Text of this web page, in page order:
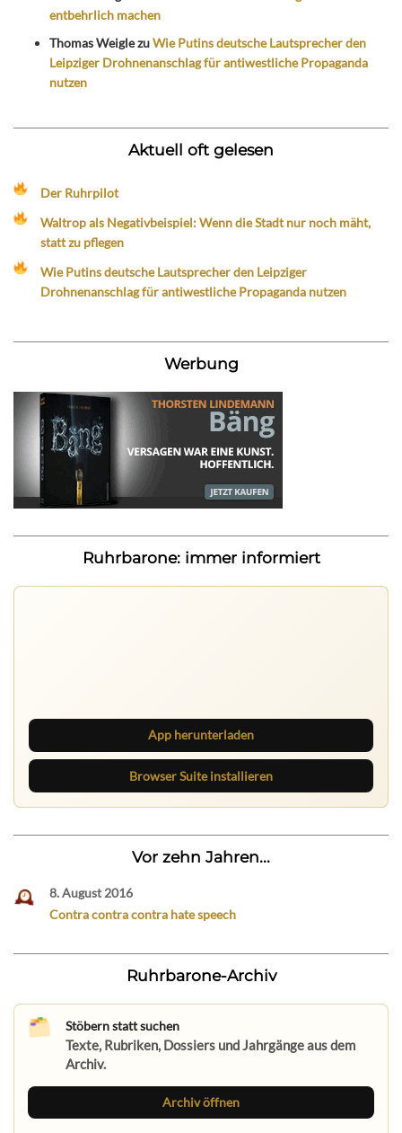
entbehrlich machen
Thomas WeiglezuWie Putins deutsche Lautsprecher den
Leipziger Drohnenanschlag für antiwestliche Propaganda
nutzen
Aktuell oft gelesen
Der Ruhrpilot
Waltrop als Negativbeispiel: Wenn die Stadt nur noch mäht,
statt zu pflegen
Wie Putins deutsche Lautsprecher den Leipziger
Drohnenanschlag für antiwestliche Propaganda nutzen
Werbung
Ruhrbarone: immer informiert
App herunterladen
Browser Suite installieren
Vor zehn Jahren...
8. August 2016
Contra contra contra hate speech
Ruhrbarone-Archiv
Stöbern statt suchen
Texte, Rubriken, Dossiers und Jahrgänge aus dem
Archiv.
Archiv öffnen